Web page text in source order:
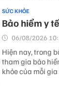
SỨC KHỎE
Bảo hiểm y
06/08/2026
Hiện nay, trong
tham gia bảo
khỏe của mỗi